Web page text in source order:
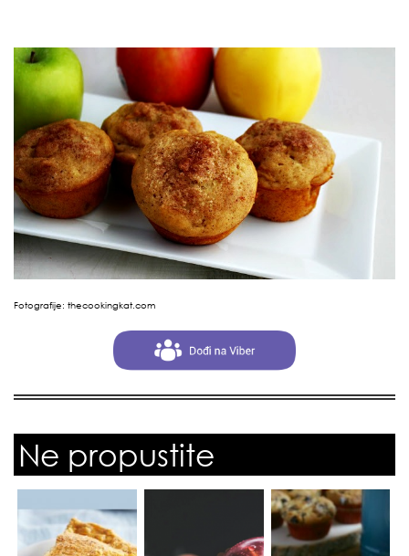
Fotografije: thecookingkat.com
Ne propustite